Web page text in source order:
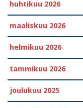
huhtikuu 2026
maaliskuu 2026
helmikuu 2026
tammikuu 2026
joulukuu 2025